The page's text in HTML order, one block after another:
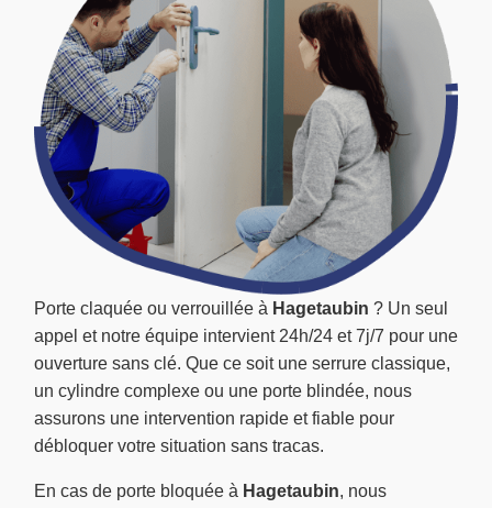
Porte claquée ou verrouillée à Hagetaubin ? Un seul
appel et notre équipe intervient 24h/24 et 7j/7 pour une
ouverture sans clé. Que ce soit une serrure classique,
un cylindre complexe ou une porte blindée, nous
assurons une intervention rapide et fiable pour
débloquer votre situation sans tracas.
En cas de porte bloquée à Hagetaubin, nous